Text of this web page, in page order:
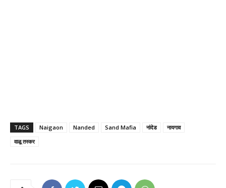
TAGS Naigaon Nanded Sand Mafia नांदेड
नायगाव
वाळू तस्कर